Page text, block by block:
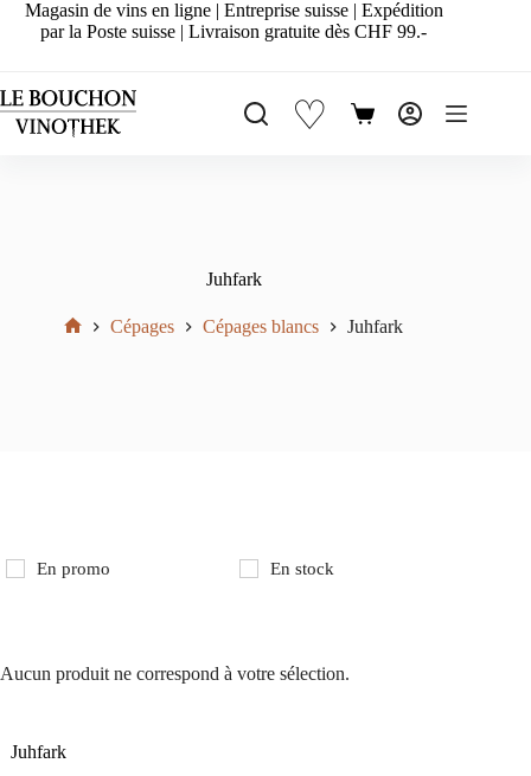
PasserMagasin de vins en ligne | Entreprise suisse | Expédition
par la Poste suisse | Livraison gratuite dès CHF 99.-
♡
Panier
Juhfark
Cépages Cépages blancs Juhfark
Aucun produit ne correspond à votre sélection.
Juhfark
En promo En stock